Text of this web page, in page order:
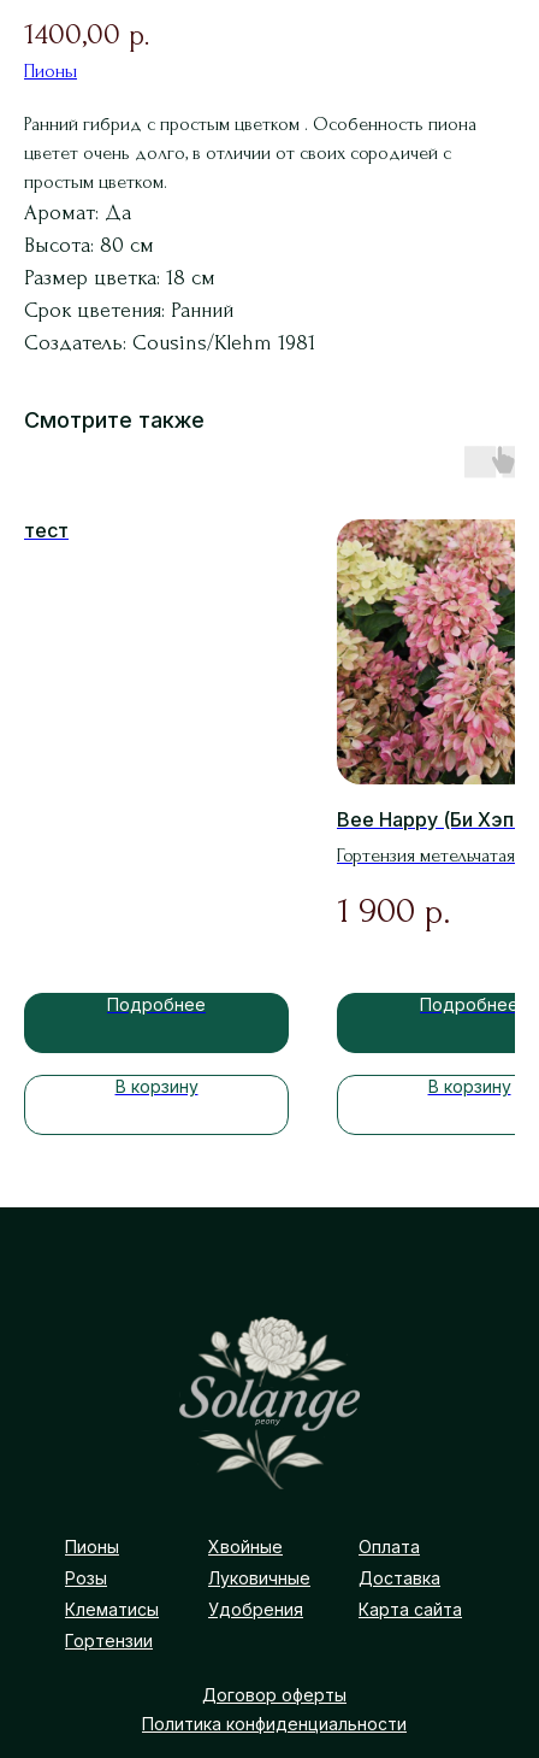
1400,00 р.
Пионы
Ранний гибрид с простым цветком . Особенность пиона
цветет очень долго, в отличии от своих сородичей с
простым цветком.
Аромат: Да
Высота: 80 см
Размер цветка: 18 см
Срок цветения: Ранний
Создатель: Cousins/Klehm 1981
Смотрите также
тест
Подробнее
В корзину
Bee Happy (Би
Гортензия метельчатая
1 900 р.
Подробнее
В корзину
Оплата
Карта сайта
Доставка
Удобрения
Луковичные
Хвойные
Гортензии
Клематисы
Розы
Пионы
Договор оферты
Политика конфиденциальности